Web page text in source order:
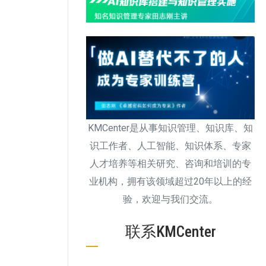
KMCenter是从事知识管理、知识库、知
识工作者、人工智能、知识体系、专家
人才培养等相关研究、咨询和培训的专
业机构，拥有该领域超过20年以上的经
验，欢迎与我们交流。
联系KMCenter